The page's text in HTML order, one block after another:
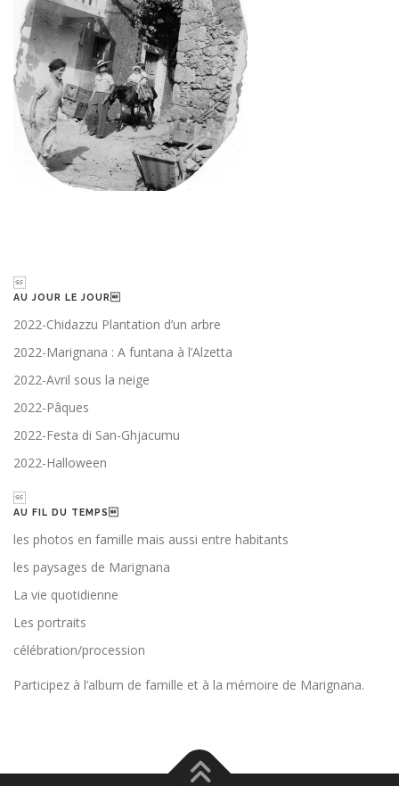
AU JOUR LE JOUR
2022-Chidazzu Plantation d’un arbre
2022-Marignana : A funtana à l’Alzetta
2022-Avril sous la neige
2022-Pâques
2022-Festa di San-Ghjacumu
2022-Halloween
AU FIL DU TEMPS
les photos en famille mais aussi entre habitants
les paysages de Marignana
La vie quotidienne
Les portraits
célébration/procession
Participez à l’album de famille et à la mémoire de Marignana.